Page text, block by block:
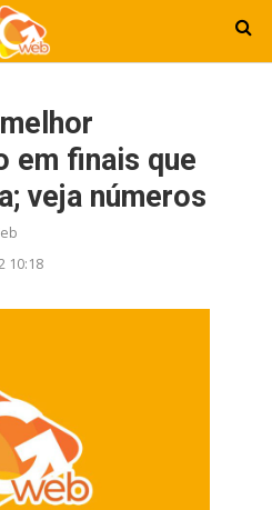
em finais que
veja números
10:18